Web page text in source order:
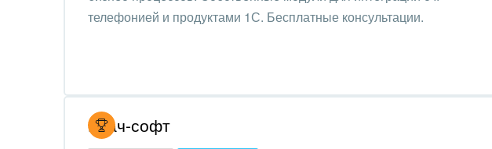
процессов
Интернет-магазин и CRM
телефонией и продуктами 1С. Бесплатные консультации.
Итач-софт